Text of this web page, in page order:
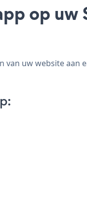
op uw
uw website